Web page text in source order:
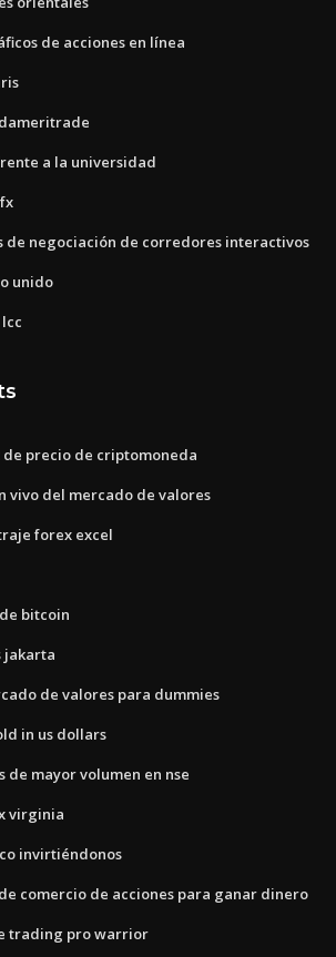
de acciones en línea
a la universidad
de negociación de corredores interactivos
unido
precio de criptomoneda
vivo del mercado de valores
forex excel
bitcoin
jakarta
de valores para dummies
in us dollars
de mayor volumen en nse
virginia
invirtiéndonos
comercio de acciones para ganar dinero
trading pro warrior